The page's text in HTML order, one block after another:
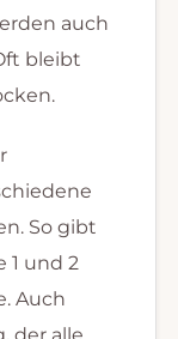
auch
bleibt
So gibt
1 und 2
Auch
der alle